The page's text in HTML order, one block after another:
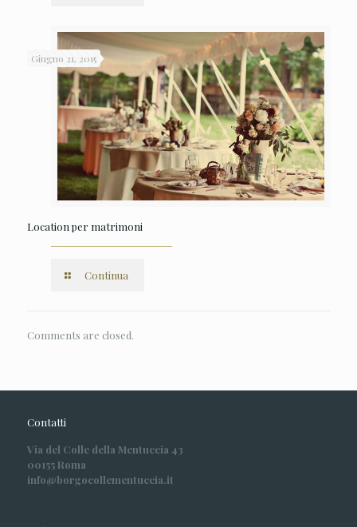
Giugno 21, 2015
Location per matrimoni
Continua
Comments are closed.
Contatti
Via del Colle della Mentuccia 43
00155 Roma
info@borgocollementuccia.it